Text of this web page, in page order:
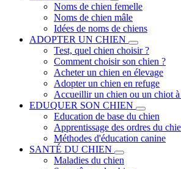
Noms de chien femelle
Noms de chien mâle
Idées de noms de chiens
ADOPTER UN CHIEN
Test, quel chien choisir ?
Comment choisir son chien ?
Acheter un chien en élevage
Adopter un chien en refuge
Accueillir un chien ou un chiot à
EDUQUER SON CHIEN
Education de base du chien
Apprentissage des ordres du
Méthodes d'éducation canine
SANTÉ DU CHIEN
Maladies du chien